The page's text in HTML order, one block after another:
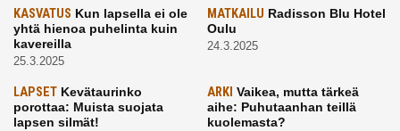
KASVATUS Kun lapsella ei ole
yhtä hienoa puhelinta kuin
kavereilla
25.3.2025
MATKAILU Radisson Blu Hotel
Oulu
24.3.2025
LAPSET Kevätaurinko
porottaa: Muista suojata
lapsen silmät!
ARKI Vaikea, mutta tärkeä
aihe: Puhutaanhan teillä
kuolemasta?